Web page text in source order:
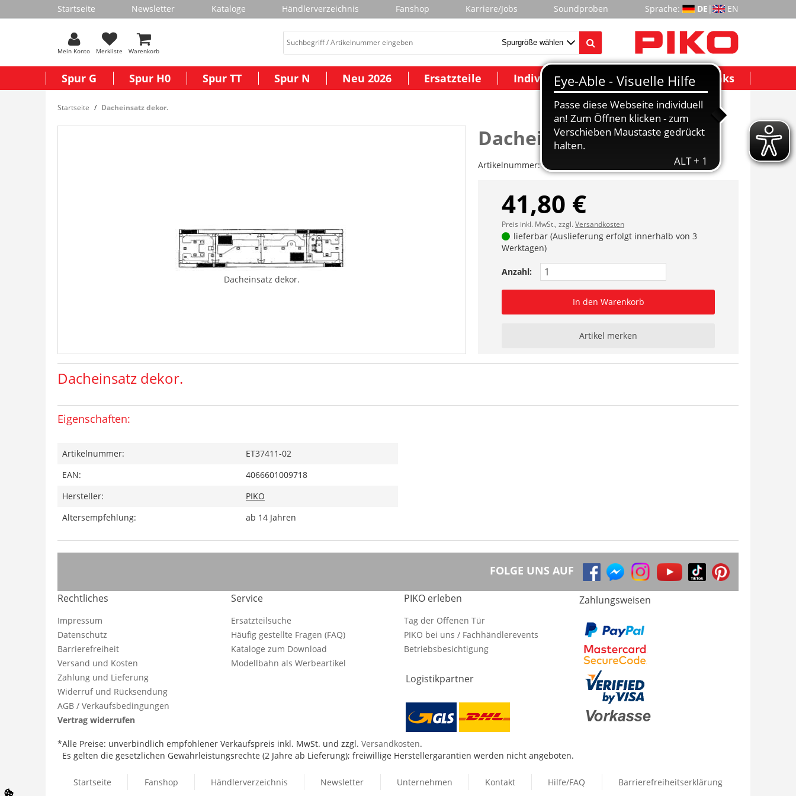
Startseite Newsletter Kataloge Händlerverzeichnis Fanshop Karriere/Jobs Soundproben Sprache: DE | EN
Mein Konto Merkliste Warenkorb
Spur G Spur H0 Spur TT Spur N Neu 2026 Ersatzteile Individuelle Modelle Wichtige Links
Startseite Dacheinsatz dekor.
Dacheinsatz dekor.
Dacheinsatz dekor.
Artikelnummer:ET37411-02
41,80 €
Preis inkl. MwSt., zzgl.Versandkosten
lieferbar (Auslieferung erfolgt innerhalb von 3
Werktagen)
Anzahl:
In den Warenkorb
Artikel merken
Dacheinsatz dekor.
Eigenschaften:
Artikelnummer:
ET37411-02
EAN:
4066601009718
Hersteller:
PIKO
Altersempfehlung:
ab 14 Jahren
FOLGE UNS AUF
Rechtliches
Impressum
Datenschutz
Barrierefreiheit
Versand und Kosten
Zahlung und Lieferung
Widerruf und Rücksendung
AGB / Verkaufsbedingungen
Vertrag widerrufen
Service
Ersatzteilsuche
Häufig gestellte Fragen (FAQ)
Kataloge zum Download
Modellbahn als Werbeartikel
PIKO erleben
Tag der Offenen Tür
PIKO bei uns / Fachhändlerevents
Betriebsbesichtigung
Logistikpartner
Zahlungsweisen
*Alle Preise: unverbindlich empfohlener Verkaufspreis inkl. MwSt. und zzgl. Versandkosten.
Es gelten die gesetzlichen Gewährleistungsrechte (2 Jahre ab Lieferung); freiwillige Herstellergarantien werden nicht angeboten.
Startseite Fanshop Händlerverzeichnis Newsletter Unternehmen Kontakt Hilfe/FAQ Barrierefreiheitserklärung